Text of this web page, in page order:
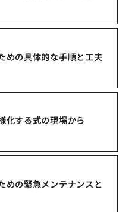
めの具体的な手順と工夫
化する式の現場から
めの緊急メンテナンスと